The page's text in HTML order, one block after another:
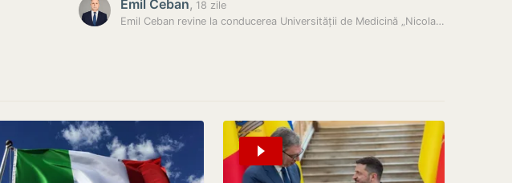
Emil Ceban, 18 zile
Emil Ceban revine la conducerea Universității de Medicină „Nicolae…